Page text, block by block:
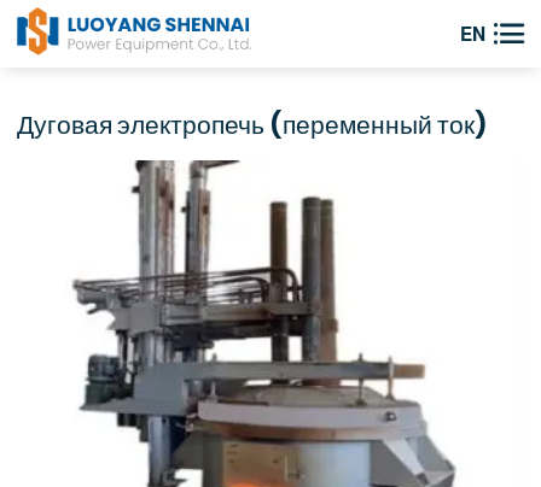
EN 
Дуговая электропечь (переменный ток)